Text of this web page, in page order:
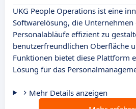
UKG People Operations ist eine
Softwarelösung, die
Personalabläufe effizient zu
benutzerfreundlichen Oberfläche
Funktionen bietet diese Plattform
Lösung für das
Mehr Details anzeigen